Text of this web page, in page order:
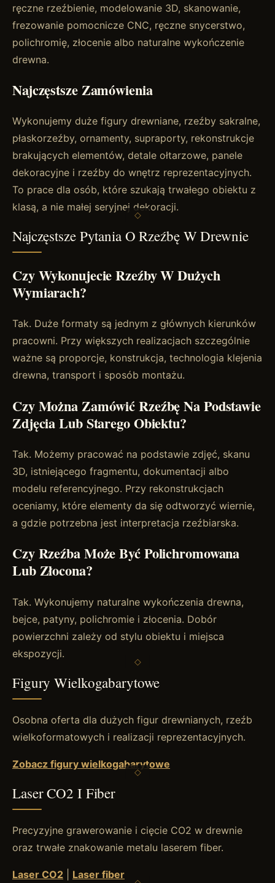
ręczne rzeźbienie, modelowanie 3D, skanowanie,
frezowanie pomocnicze CNC, ręczne snycerstwo,
polichromię, złocenie albo naturalne wykończenie
drewna.
Najczęstsze Zamówienia
Wykonujemy duże figury drewniane, rzeźby sakralne,
płaskorzeźby, ornamenty, supraporty, rekonstrukcje
brakujących elementów, detale ołtarzowe, panele
dekoracyjne i rzeźby do wnętrz reprezentacyjnych.
To prace dla osób, które szukają trwałego obiektu z
klasą, a nie małej seryjnej dekoracji.
Najczęstsze Pytania O Rzeźbę W Drewnie
Czy Wykonujecie Rzeźby W Dużych
Wymiarach?
Tak. Duże formaty są jednym z głównych kierunków
pracowni. Przy większych realizacjach szczególnie
ważne są proporcje, konstrukcja, technologia klejenia
drewna, transport i sposób montażu.
Czy Można Zamówić Rzeźbę Na Podstawie
Zdjęcia Lub Starego Obiektu?
Tak. Możemy pracować na podstawie zdjęć, skanu
3D, istniejącego fragmentu, dokumentacji albo
modelu referencyjnego. Przy rekonstrukcjach
oceniamy, które elementy da się odtworzyć wiernie,
a gdzie potrzebna jest interpretacja rzeźbiarska.
Czy Rzeźba Może Być Polichromowana
Lub Złocona?
Tak. Wykonujemy naturalne wykończenia drewna,
bejce, patyny, polichromie i złocenia. Dobór
powierzchni zależy od stylu obiektu i miejsca
ekspozycji.
Figury Wielkogabarytowe
Osobna oferta dla dużych figur drewnianych, rzeźb
wielkoformatowych i realizacji reprezentacyjnych.
Zobacz figury wielkogabarytowe
Laser CO2 I Fiber
Precyzyjne grawerowanie i cięcie CO2 w drewnie
oraz trwałe znakowanie metalu laserem fiber.
Laser CO2 Laser fiber